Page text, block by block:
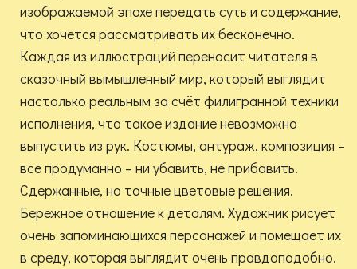
изображаемой эпохе передать суть и содержание,
что хочется рассматривать их бесконечно.
Каждая из иллюстраций переносит читателя в
сказочный вымышленный мир, который выглядит
настолько реальным за счёт филигранной техники
исполнения, что такое издание невозможно
выпустить из рук. Костюмы, антураж, композиция –
все продуманно – ни убавить, не прибавить.
Сдержанные, но точные цветовые решения.
Бережное отношение к деталям. Художник рисует
очень запоминающихся персонажей и помещает их
в среду, которая выглядит очень правдоподобно.